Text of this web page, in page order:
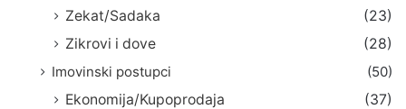
Zekat/Sadaka
(23)
Zikrovi i dove
(28)
Imovinski postupci
(50)
Ekonomija/Kupoprodaja
(37)